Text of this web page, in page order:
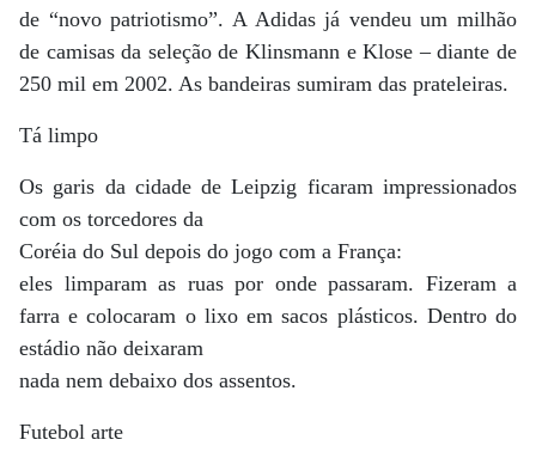
de “novo patriotismo”. A Adidas já vendeu um milhão
de camisas da seleção de Klinsmann e Klose – diante de
250 mil em 2002. As bandeiras sumiram das prateleiras.
Tá limpo
Os garis da cidade de Leipzig ficaram impressionados
com os torcedores da
Coréia do Sul depois do jogo com a França:
eles limparam as ruas por onde passaram. Fizeram a
farra e colocaram o lixo em sacos plásticos. Dentro do
estádio não deixaram
nada nem debaixo dos assentos.
Futebol arte